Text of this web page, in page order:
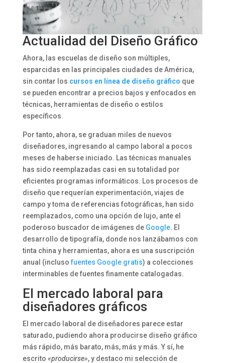
Actualidad del Diseño Gráfico
Ahora, las escuelas de diseño son múltiples,
esparcidas en las principales ciudades de América,
sin contar los cursos en línea de diseño gráfico que
se pueden encontrar a precios bajos y enfocados en
técnicas, herramientas de diseño o estilos
específicos.
Por tanto, ahora, se graduan miles de nuevos
diseñadores, ingresando al campo laboral a pocos
meses de haberse iniciado. Las técnicas manuales
has sido reemplazadas casi en su totalidad por
eficientes programas informáticos. Los procesos de
diseño que requerían experimentación, viajes de
campo y toma de referencias fotográficas, han sido
reemplazados, como una opción de lujo, ante el
poderoso buscador de imágenes de Google. El
desarrollo de tipografía, donde nos lanzábamos con
tinta china y herramientas, ahora es una suscripción
anual (inclusofuentes Google gratis) a colecciones
interminables de fuentes finamente catalogadas.
El mercado laboral para
diseñadores gráficos
El mercado laboral de diseñadores parece estar
saturado, pudiendo ahora producirse diseño gráfico
más rápido, más barato, más, más y más. Y sí, he
escrito «producirse», y destaco mi selección de